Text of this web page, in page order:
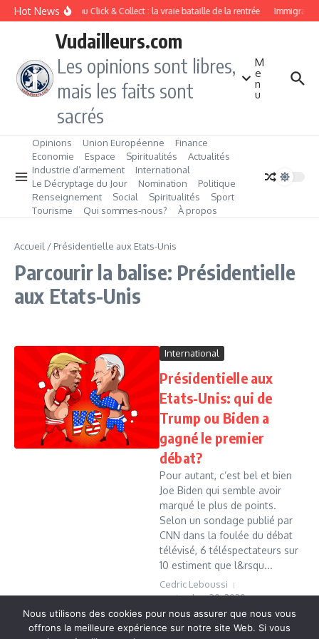
Aller au contenu
Hot NewsDrive ou Click & Collect : la vraie bataille de la rentrée
Vudailleurs.com
Les opinions sont libres,
mais les faits sont
sacrés
M
e
n
u
Opinions Union Européenne
Finance
Economie
Espace Spiritualités
Actualités
Industrie d’armement
International
Le Décryptage du Jour
Nomination
Politique
Renseignement
Social Spiritualités
Sport
Tourisme
Qui sommes‑nous? À propos
Accueil / Présidentielle aux Etats-Unis
Parcourir la balise: Présidentielle
aux Etats-Unis
International
Présidentielle aux
Etats-Unis: qui de
Trump ou Biden a
gagné le premier
débat?
Pour autant, c’est bel et bien
Joe Biden qui semble avoir
marqué le plus de points.
Selon un sondage publié par
CNN dans la foulée du débat
télévisé, 6 téléspectateurs sur
10 estiment que l&rsqu...
Cedric Leboussi
septembre 30, 2020
Read More
Nous utilisons des cookies pour nous assurer que nous vous
offrons la meilleure expérience sur notre site Web. Si vous